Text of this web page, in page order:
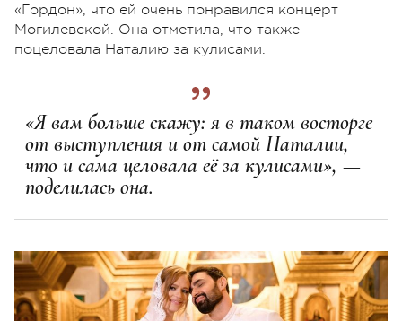
«Гордон», что ей очень понравился концерт
Могилевской. Она отметила, что также
поцеловала Наталию за кулисами.
«Я вам больше скажу: я в таком восторге
от выступления и от самой Наталии,
что и сама целовала её за кулисами», —
поделилась она.